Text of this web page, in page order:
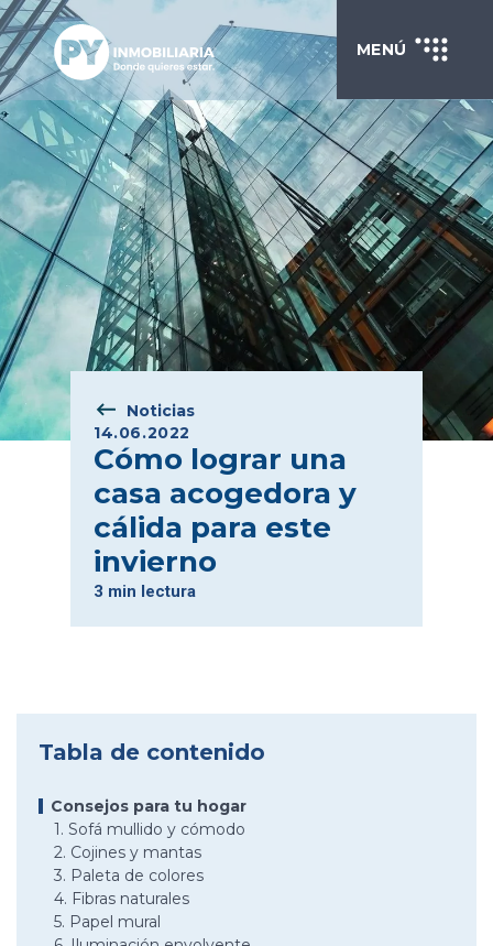
MENÚ
Noticias
14.06.2022
Cómo lograr una
casa acogedora y
cálida para este
invierno
3 min lectura
Tabla de contenido
Consejos para tu hogar
1. Sofá mullido y cómodo
2. Cojines y mantas
3. Paleta de colores
4. Fibras naturales
5. Papel mural